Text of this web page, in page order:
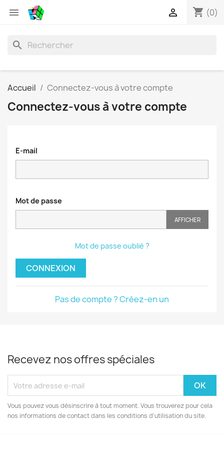
 shopping_cart (0)

search
Accueil Connectez-vous à votre compte
Connectez-vous à votre compte
E-mail
Mot de passe
AFFICHER
Mot de passe oublié ?
CONNEXION
Pas de compte ? Créez-en un
Recevez nos offres spéciales
Vous pouvez vous désinscrire à tout moment. Vous trouverez pour cela
nos informations de contact dans les conditions d'utilisation du site.